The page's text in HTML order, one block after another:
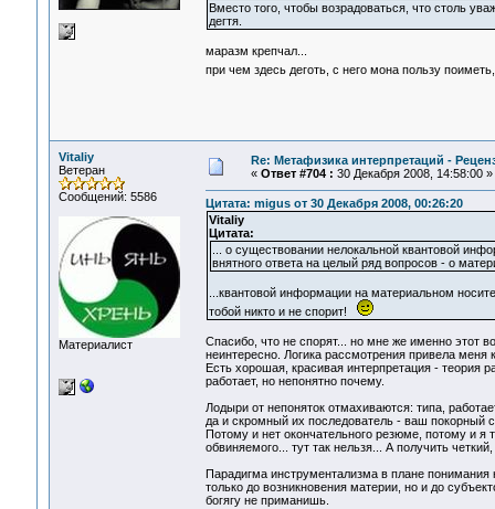
Вместо того, чтобы возрадоваться, что столь
дегтя.
маразм крепчал...
при чем здесь деготь, с него мона пользу
Vitaliy
Ветеран
Сообщений: 5586
Материалист
Re: Метафизика интерпретаций -
« Ответ #704 : 30 Декабря 2008, 14:58:00 »
Цитата: migus от 30 Декабря 2008, 00:26:20
Vitaliy
Цитата:
... о существовании нелокальной квантовой
внятного ответа на целый ряд вопросов - о
...квантовой информации на материальном
тобой никто и не спорит!
Спасибо, что не спорят... но мне же именно этот
неинтересно. Логика рассмотрения привела меня
Есть хорошая, красивая интерпретация - теория
работает, но непонятно почему.
Лодыри от непоняток отмахиваются: типа,
да и скромный их последователь - ваш покорный
Потому и нет окончательного резюме, потому и
обвиняемого... тут так нельзя... А получить
Парадигма инструментализма в плане
только до возникновения материи, но и до
богягу не приманишь.